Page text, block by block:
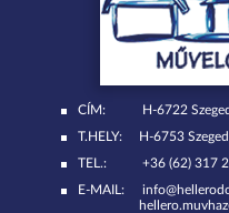
CÍM:
H-6722
T.HELY:
H-6753
TEL.:
+36 (62) 317
E-MAIL: